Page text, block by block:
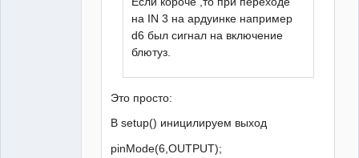
на IN 3 на ардуинке например
d6 был сигнал на включение
блютуз.
Это просто:
В setup() иницилируем выход
pinMode(6,OUTPUT);